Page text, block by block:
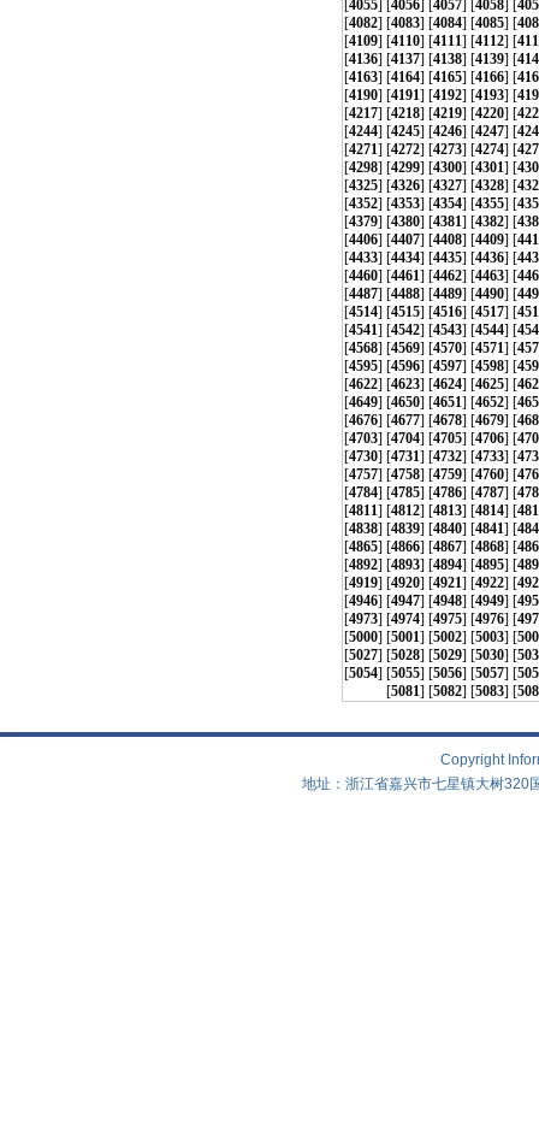
[4055] [4056] [4057] [4058] [
[4082] [4083] [4084] [4085] [
[4109] [4110] [4111] [4112] [
[4136] [4137] [4138] [4139] [
[4163] [4164] [4165] [4166] [
[4190] [4191] [4192] [4193] [
[4217] [4218] [4219] [4220] [
[4244] [4245] [4246] [4247] [
[4271] [4272] [4273] [4274] [
[4298] [4299] [4300] [4301] [
[4325] [4326] [4327] [4328] [
[4352] [4353] [4354] [4355] [
[4379] [4380] [4381] [4382] [
[4406] [4407] [4408] [4409] [
[4433] [4434] [4435] [4436] [
[4460] [4461] [4462] [4463] [
[4487] [4488] [4489] [4490] [
[4514] [4515] [4516] [4517] [
[4541] [4542] [4543] [4544] [
[4568] [4569] [4570] [4571] [
[4595] [4596] [4597] [4598] [
[4622] [4623] [4624] [4625] [
[4649] [4650] [4651] [4652] [
[4676] [4677] [4678] [4679] [
[4703] [4704] [4705] [4706] [
[4730] [4731] [4732] [4733] [
[4757] [4758] [4759] [4760] [
[4784] [4785] [4786] [4787] [
[4811] [4812] [4813] [4814] [
[4838] [4839] [4840] [4841] [
[4865] [4866] [4867] [4868] [
[4892] [4893] [4894] [4895] [
[4919] [4920] [4921] [4922] [
[4946] [4947] [4948] [4949] [
[4973] [4974] [4975] [4976] [
[5000] [5001] [5002] [5003] [
[5027] [5028] [5029] [5030] [
[5054] [5055] [5056] [5057] [
[5081] [5082] [5083] [
Copyright
地址：浙江省嘉兴市七星镇大树